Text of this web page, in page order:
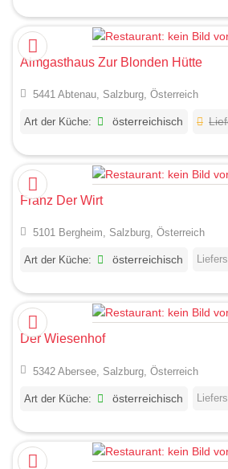
Almgasthaus Zur Blonden Hütte
5441 Abtenau, Salzburg, Österreich
Art der Küche: österreichisch
Franz Der Wirt
5101 Bergheim, Salzburg, Österreich
Art der Küche: österreichisch
Der Wiesenhof
5342 Abersee, Salzburg, Österreich
Art der Küche: österreichisch